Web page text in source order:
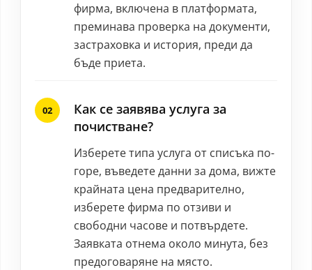
фирма, включена в платформата,
преминава проверка на документи,
застраховка и история, преди да
бъде приета.
Как се заявява услуга за
почистване?
Изберете типа услуга от списъка по-
горе, въведете данни за дома, вижте
крайната цена предварително,
изберете фирма по отзиви и
свободни часове и потвърдете.
Заявката отнема около минута, без
предоговаряне на място.